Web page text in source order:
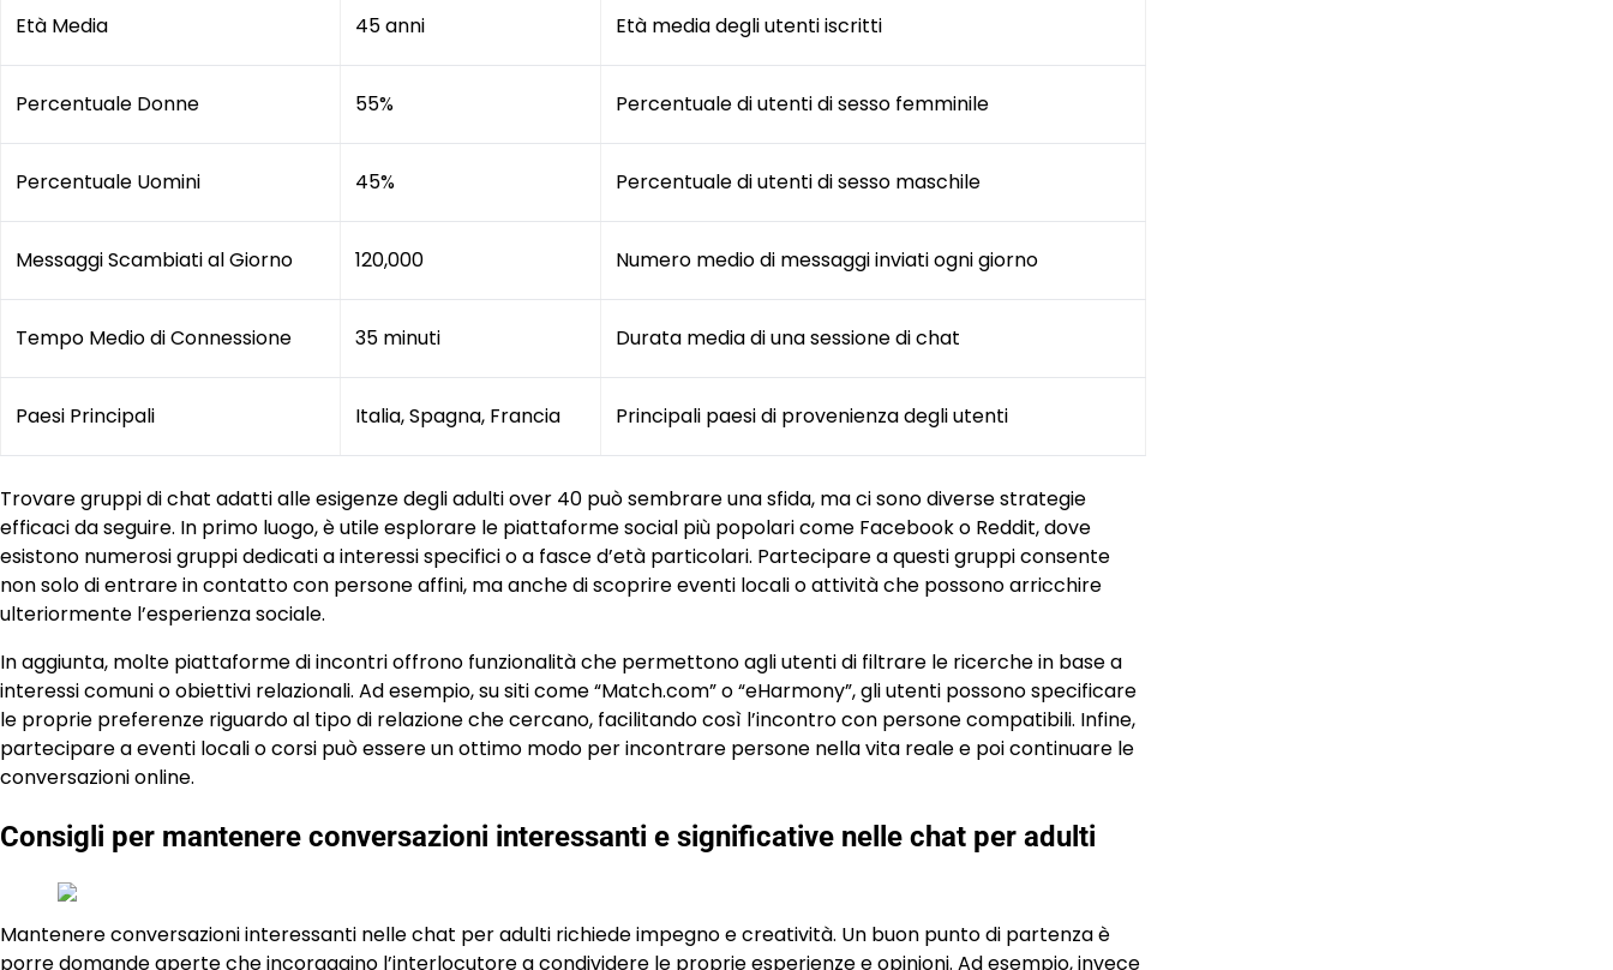
Età Media 45 anni Età media degli utenti iscritti
Percentuale Donne 55% Percentuale di utenti di sesso femminile
Percentuale Uomini 45% Percentuale di utenti di sesso maschile
Messaggi Scambiati al Giorno 120,000 Numero medio di messaggi inviati ogni giorno
Tempo Medio di Connessione 35 minuti Durata media di una sessione di chat
Paesi Principali Italia, Spagna, Francia Principali paesi di provenienza degli utenti
Trovare gruppi di chat adatti alle esigenze degli adulti over 40 può sembrare una sfida, ma ci sono diverse strategie
efficaci da seguire. In primo luogo, è utile esplorare le piattaforme social più popolari come Facebook o Reddit, dove
esistono numerosi gruppi dedicati a interessi specifici o a fasce d’età particolari. Partecipare a questi gruppi consente
non solo di entrare in contatto con persone affini, ma anche di scoprire eventi locali o attività che possono arricchire
ulteriormente l’esperienza sociale.
In aggiunta, molte piattaforme di incontri offrono funzionalità che permettono agli utenti di filtrare le ricerche in base a
interessi comuni o obiettivi relazionali. Ad esempio, su siti come “Match.com” o “eHarmony”, gli utenti possono specificare
le proprie preferenze riguardo al tipo di relazione che cercano, facilitando così l’incontro con persone compatibili. Infine,
partecipare a eventi locali o corsi può essere un ottimo modo per incontrare persone nella vita reale e poi continuare le
conversazioni online.
Consigli per mantenere conversazioni interessanti e significative nelle chat per adulti
Mantenere conversazioni interessanti nelle chat per adulti richiede impegno e creatività. Un buon punto di partenza è
porre domande aperte che incoraggino l’interlocutore a condividere le proprie esperienze e opinioni. Ad esempio, invece